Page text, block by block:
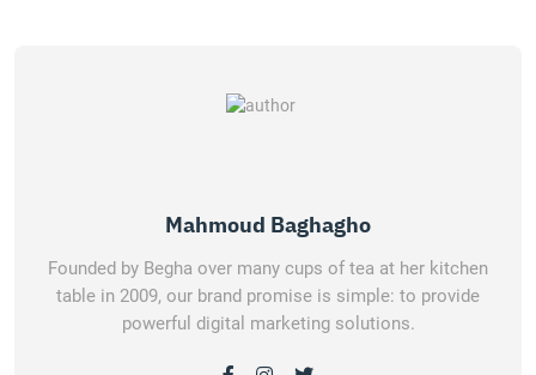
Mahmoud Baghagho
Founded by Begha over many cups of tea at her kitchen
table in 2009, our brand promise is simple: to provide
powerful digital marketing solutions.